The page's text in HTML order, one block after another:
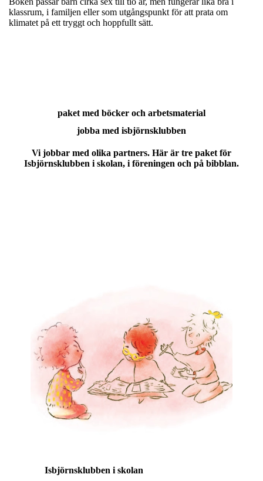
klassrum, i familjen eller som utgångspunkt för att prata om
klimatet på ett tryggt och hoppfullt sätt.
paket med böcker och arbetsmaterial
jobba med isbjörnsklubben
Vi jobbar med olika partners. Här är tre paket för
Isbjörnsklubben i skolan, i föreningen och på bibblan.
Isbjörnsklubben i skolan